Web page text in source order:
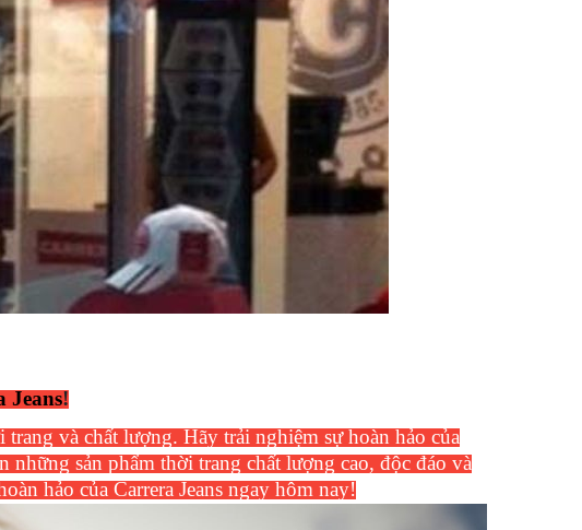
Jeans!
và chất lượng. Hãy trải nghiệm sự hoàn hảo của
những sản phẩm thời trang chất lượng cao, độc đáo và
hảo của Carrera Jeans ngay hôm nay!